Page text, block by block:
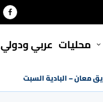
محليات ⁠عربي ودولي
معان – البادية السبت